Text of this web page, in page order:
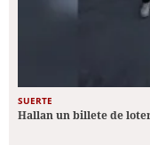
SUERTE
Hallan un billete de